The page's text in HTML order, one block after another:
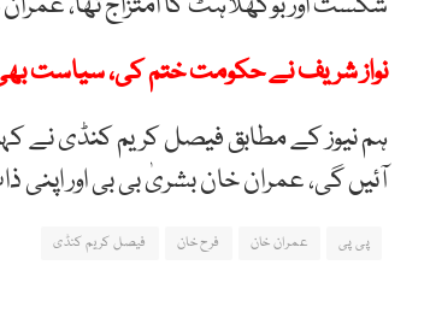
نواز شریف نے حکومت ختم کی، سیاست بھی
ہم نیوز کے مطابق فیصل کریم کنڈی نے
آئیں گی، عمران خان بشریٰ بی بی اور
پی پی عمران خان فرح خان فیصل کریم کنڈی